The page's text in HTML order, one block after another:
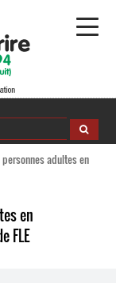
adultes en
en
FLE